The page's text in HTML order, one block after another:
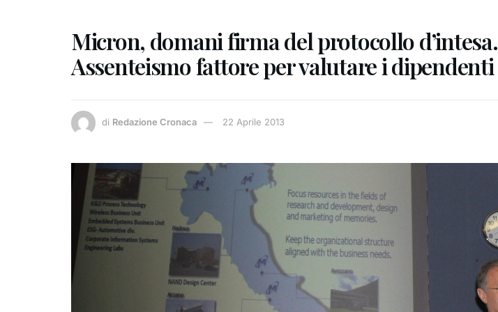
Micron, domani firma del protocollo d’intesa.
Assenteismo fattore per valutare i dipendenti
di Redazione Cronaca 22 Aprile 2013